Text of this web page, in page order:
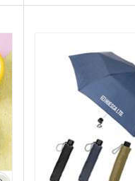
イ
450mlと大きめサイズでも
立ち、開業記念や周年記念
るので、もらっても喜ばれ
人気の商品です。
印